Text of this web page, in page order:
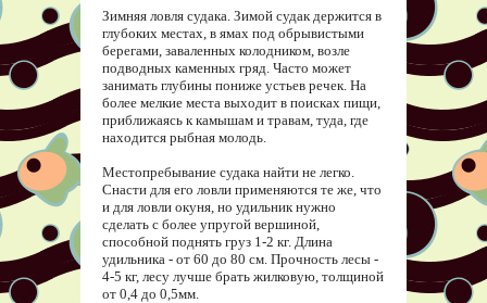
Зимняя ловля судака. Зимой судак держится в
глубоких местах, в ямах под обрывистыми
берегами, заваленных колодником, возле
подводных каменных гряд. Часто может
занимать глубины пониже устьев речек. На
более мелкие места выходит в поисках пищи,
приближаясь к камышам и травам, туда, где
находится рыбная молодь.
Местопребывание судака найти не легко.
Снасти для его ловли применяются те же, что
и для ловли окуня, но удильник нужно
сделать с более упругой вершиной,
способной поднять груз 1-2 кг. Длина
удильника - от 60 до 80 см. Прочность лесы -
4-5 кг, лесу лучше брать жилковую, толщиной
от 0,4 до 0,5мм.